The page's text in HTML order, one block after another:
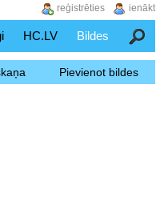
HC.LV Bildes
Pievienot bildes
ienākt
reģistrēties